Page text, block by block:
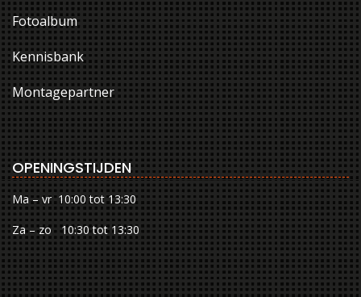
Fotoalbum
Kennisbank
Montagepartner
OPENINGSTIJDEN
Ma – vr 10:00 tot 13:30
Za – zo 10:30 tot 13:30